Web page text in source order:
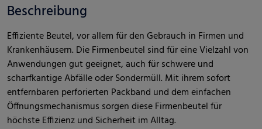
Beschreibung
Effiziente Beutel, vor allem für den Gebrauch in Firmen und
Krankenhäusern. Die Firmenbeutel sind für eine Vielzahl von
Anwendungen gut geeignet, auch für schwere und
scharfkantige Abfälle oder Sondermüll. Mit ihrem sofort
entfernbaren perforierten Packband und dem einfachen
Öffnungsmechanismus sorgen diese Firmenbeutel für
höchste Effizienz und Sicherheit im Alltag.